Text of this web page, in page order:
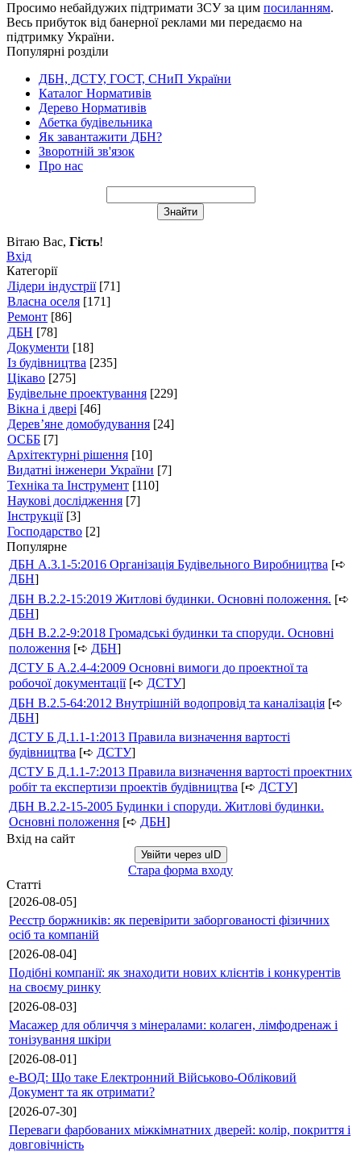
Просимо небайдужих підтримати ЗСУ за цим посиланням.
Весь прибуток від банерної реклами ми передаємо на
підтримку України.
Популярні розділи
ДБН, ДСТУ, ГОСТ, СНиП України
Каталог Нормативів
Дерево Нормативів
Абетка будівельника
Як завантажити ДБН?
Зворотній зв'язок
Про нас
Вітаю Вас, Гість!
Вхід
Категорії
Лідери індустрії [71]
Власна оселя [171]
Ремонт [86]
ДБН [78]
Документи [18]
Із будівництва [235]
Цікаво [275]
Будівельне проектування [229]
Вікна і двері [46]
Дерев’яне домобудування [24]
ОСББ [7]
Архітектурні рішення [10]
Видатні інженери України [7]
Техніка та Інструмент [110]
Наукові дослідження [7]
Інструкції [3]
Господарство [2]
Популярне
ДБН А.3.1-5:2016 Організація Будівельного Виробництва [➪
ДБН]
ДБН В.2.2-15:2019 Житлові будинки. Основні положення. [➪
ДБН]
ДБН В.2.2-9:2018 Громадські будинки та споруди. Основні
положення [➪ ДБН]
ДСТУ Б А.2.4-4:2009 Основні вимоги до проектної та
робочої документації[➪ ДСТУ]
ДБН В.2.5-64:2012 Внутрішній водопровід та каналізація [➪
ДБН]
ДСТУ Б Д.1.1-1:2013 Правила визначення вартості
будівництва [➪ ДСТУ]
ДСТУ Б Д.1.1-7:2013 Правила визначення вартості проектних
робіт та експертизи проектів будівництва [➪ ДСТУ]
ДБН В.2.2-15-2005 Будинки і споруди. Житлові будинки.
Основні положення [➪ ДБН]
Вхід на сайт
Увійти через uID
Стара форма входу
Статті
[2026-08-05]
Реєстр боржників: як перевірити заборгованості фізичних
осіб та компаній
[2026-08-04]
Подібні компанії: як знаходити нових клієнтів і конкурентів
на своєму ринку
[2026-08-03]
Масажер для обличчя з мінералами: колаген, лімфодренаж і
тонізування шкіри
[2026-08-01]
е-ВОД: Що таке Електронний Військово-Обліковий
Документ та як отримати?
[2026-07-30]
Переваги фарбованих міжкімнатних дверей: колір, покриття і
довговічність